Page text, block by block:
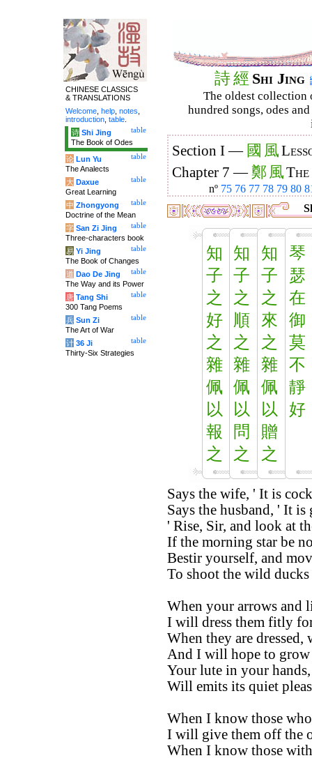
詩經 Shi Jing
The oldest collection
hundred songs, odes
Section I — 國 風
Chapter 7 —鄭 風
nº 75 76 77 78 79 80
知
子
之
好
之
雜
佩
以
報
之
知
子
之
順
之
雜
佩
以
問
之
知
子
之
來
之
雜
佩
以
贈
之
琴
瑟
在
御
莫
不
靜
好
Says the wife, ' It is
Says the husband, ' It is
' Rise, Sir, and look at
If the morning star be
Bestir yourself, and
To shoot the wild ducks
When your arrows and
I will dress them fitly
When they are
And I will hope to
Your lute in your hands,
Will emits its quiet
When I know those
I will give them off the
When I know those
CHINESE CLASSICS
& TRANSLATIONS
Welcome help notes
introduction table
table
诗 Shi Jing
The Book of Odes
table
论 Lun Yu
The Analects
table
大 Daxue
Great Learning
table
中 Zhongyong
Doctrine of the Mean
table
字 San Zi Jing
Three-characters book
table
易 Yi Jing
The Book of Changes
table
道 Dao De Jing
The Way and its Power
table
唐 Tang Shi
300 Tang Poems
table
兵 Sun Zi
The Art of War
table
计 36 Ji
Thirty-Six Strategies